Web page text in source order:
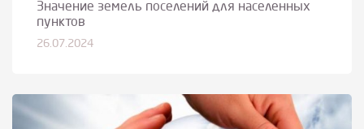
Значение земель поселений для населенных
пунктов
26.07.2024